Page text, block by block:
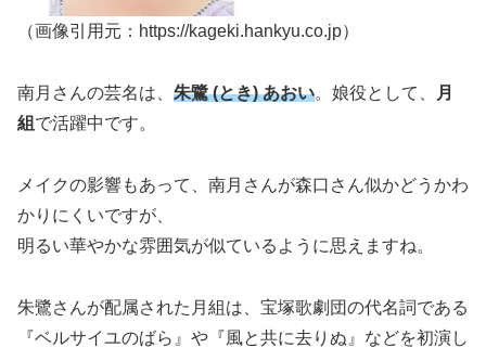
（画像引用元：https://kageki.hankyu.co.jp）
南月さんの芸名は、 朱鷺 (とき) あおい。娘役として、
月
組 で活躍中です。
メイクの影響もあって、南月さんが森口さん似かどうかわ
かりにくいですが、
明るい華やかな雰囲気が似ているように思えますね。
朱鷺さんが配属された月組は、宝塚歌劇団の代名詞である
『ベルサイユのばら』や『風と共に去りぬ』などを初演し